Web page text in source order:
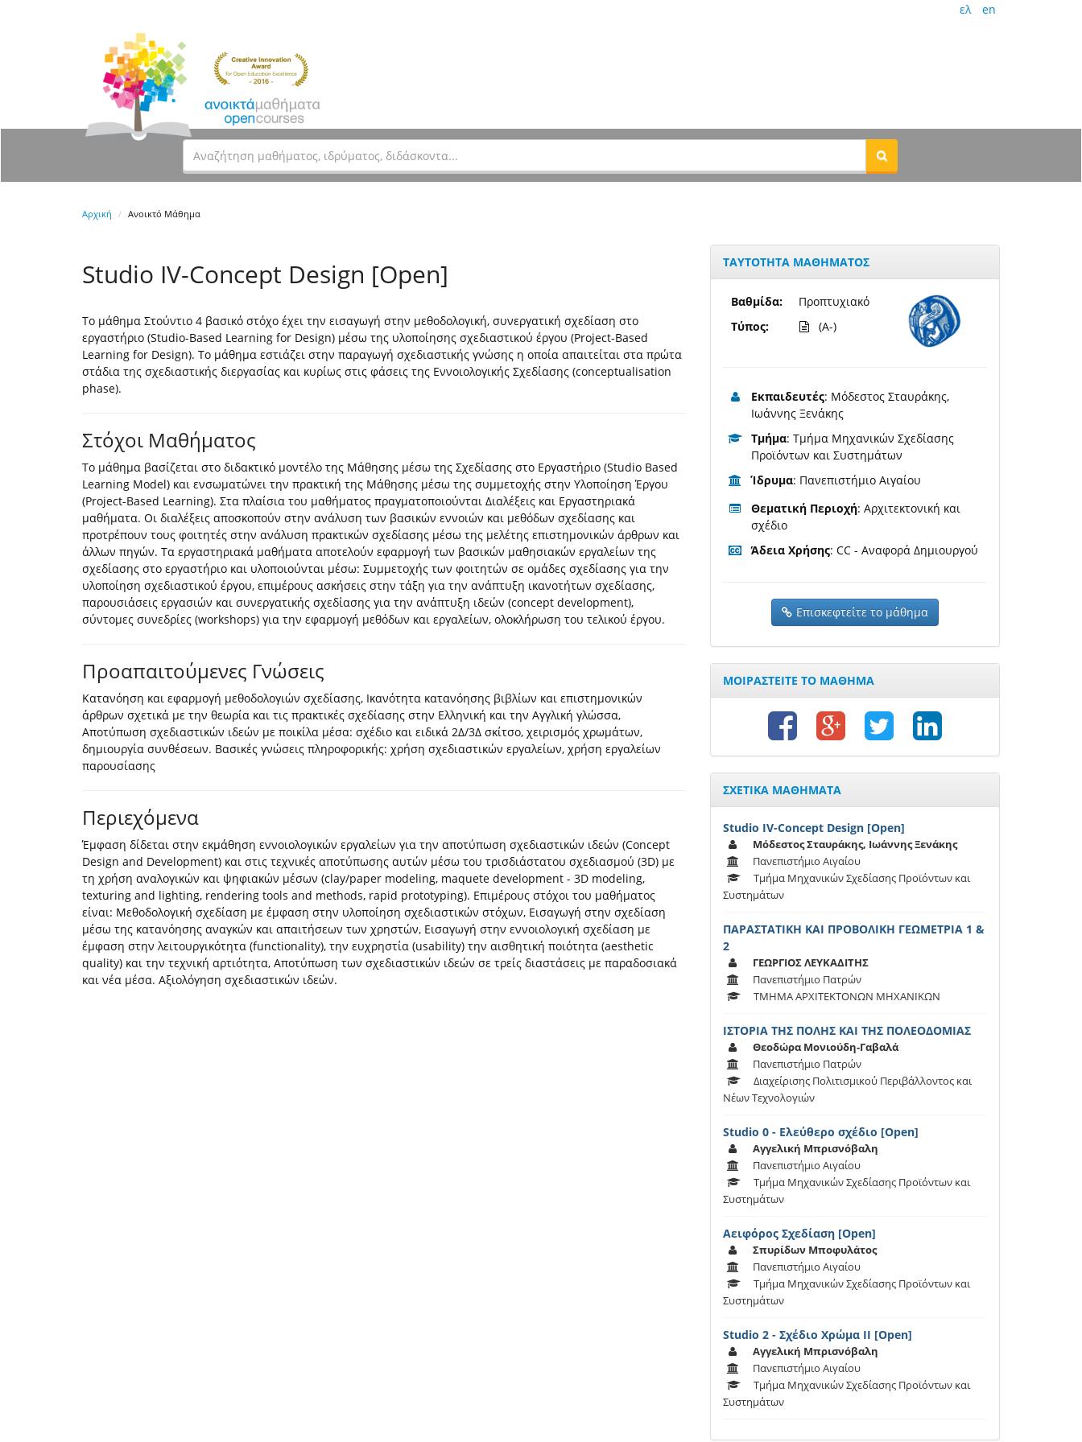
ελ en
Αρχική Ανοικτό Μάθημα
Studio IV-Concept Design [Open]
Το μάθημα Στούντιο 4 βασικό στόχο έχει την εισαγωγή στην μεθοδολογική, συνεργατική σχεδίαση στο
εργαστήριο (Studio-Based Learning for Design) μέσω της υλοποίησης σχεδιαστικού έργου (Project-Based
Learning for Design). Το μάθημα εστιάζει στην παραγωγή σχεδιαστικής γνώσης η οποία απαιτείται στα πρώτα
στάδια της σχεδιαστικής διεργασίας και κυρίως στις φάσεις της Εννοιολογικής Σχεδίασης (conceptualisation
phase).
Στόχοι Μαθήματος
Το μάθημα βασίζεται στο διδακτικό μοντέλο της Μάθησης μέσω της Σχεδίασης στο Εργαστήριο (Studio Based
Learning Model) και ενσωματώνει την πρακτική της Μάθησης μέσω της συμμετοχής στην Υλοποίηση Έργου
(Project-Based Learning). Στα πλαίσια του μαθήματος πραγματοποιούνται Διαλέξεις και Εργαστηριακά
μαθήματα. Οι διαλέξεις αποσκοπούν στην ανάλυση των βασικών εννοιών και μεθόδων σχεδίασης και
προτρέπουν τους φοιτητές στην ανάλυση πρακτικών σχεδίασης μέσω της μελέτης επιστημονικών άρθρων και
άλλων πηγών. Τα εργαστηριακά μαθήματα αποτελούν εφαρμογή των βασικών μαθησιακών εργαλείων της
σχεδίασης στο εργαστήριο και υλοποιούνται μέσω: Συμμετοχής των φοιτητών σε ομάδες σχεδίασης για την
υλοποίηση σχεδιαστικού έργου, επιμέρους ασκήσεις στην τάξη για την ανάπτυξη ικανοτήτων σχεδίασης,
παρουσιάσεις εργασιών και συνεργατικής σχεδίασης για την ανάπτυξη ιδεών (concept development),
σύντομες συνεδρίες (workshops) για την εφαρμογή μεθόδων και εργαλείων, ολοκλήρωση του τελικού έργου.
Προαπαιτούμενες Γνώσεις
Κατανόηση και εφαρμογή μεθοδολογιών σχεδίασης, Ικανότητα κατανόησης βιβλίων και επιστημονικών
άρθρων σχετικά με την θεωρία και τις πρακτικές σχεδίασης στην Ελληνική και την Αγγλική γλώσσα,
Αποτύπωση σχεδιαστικών ιδεών με ποικίλα μέσα: σχέδιο και ειδικά 2Δ/3Δ σκίτσο, χειρισμός χρωμάτων,
δημιουργία συνθέσεων. Βασικές γνώσεις πληροφορικής: χρήση σχεδιαστικών εργαλείων, χρήση εργαλείων
παρουσίασης
Περιεχόμενα
Έμφαση δίδεται στην εκμάθηση εννοιολογικών εργαλείων για την αποτύπωση σχεδιαστικών ιδεών (Concept
Design and Development) και στις τεχνικές αποτύπωσης αυτών μέσω του τρισδιάστατου σχεδιασμού (3D) με
τη χρήση αναλογικών και ψηφιακών μέσων (clay/paper modeling, maquete development - 3D modeling,
texturing and lighting, rendering tools and methods, rapid prototyping). Επιμέρους στόχοι του μαθήματος
είναι: Μεθοδολογική σχεδίαση με έμφαση στην υλοποίηση σχεδιαστικών στόχων, Εισαγωγή στην σχεδίαση
μέσω της κατανόησης αναγκών και απαιτήσεων των χρηστών, Εισαγωγή στην εννοιολογική σχεδίαση με
έμφαση στην λειτουργικότητα (functionality), την ευχρηστία (usability) την αισθητική ποιότητα (aesthetic
quality) και την τεχνική αρτιότητα, Αποτύπωση των σχεδιαστικών ιδεών σε τρείς διαστάσεις με παραδοσιακά
και νέα μέσα. Αξιολόγηση σχεδιαστικών ιδεών.
ΤΑΥΤΟΤΗΤΑ ΜΑΘΗΜΑΤΟΣ
Βαθμίδα:
Τύπος:
Προπτυχιακό
(A-)
Εκπαιδευτές: Μόδεστος Σταυράκης,
Ιωάννης Ξενάκης
Τμήμα: Τμήμα Μηχανικών Σχεδίασης
Προϊόντων και Συστημάτων
Ίδρυμα: Πανεπιστήμιο Αιγαίου
Θεματική Περιοχή: Αρχιτεκτονική και
σχέδιο
Άδεια Χρήσης: CC - Αναφορά Δημιουργού
Επισκεφτείτε το μάθημα
ΜΟΙΡΑΣΤΕΙΤΕ ΤΟ ΜΑΘΗΜΑ
ΣΧΕΤΙΚΑ ΜΑΘΗΜΑΤΑ
Studio IV-Concept Design [Open]
Μόδεστος Σταυράκης, Ιωάννης Ξενάκης
Πανεπιστήμιο Αιγαίου
Τμήμα Μηχανικών Σχεδίασης Προϊόντων και
Συστημάτων
ΠΑΡΑΣΤΑΤΙΚΗ ΚΑΙ ΠΡΟΒΟΛΙΚΗ ΓΕΩΜΕΤΡΙΑ 1 &
2
ΓΕΩΡΓΙΟΣ ΛΕΥΚΑΔΙΤΗΣ
Πανεπιστήμιο Πατρών
ΤΜΗΜΑ ΑΡΧΙΤΕΚΤΟΝΩΝ ΜΗΧΑΝΙΚΩΝ
ΙΣΤΟΡΙΑ ΤΗΣ ΠΟΛΗΣ ΚΑΙ ΤΗΣ ΠΟΛΕΟΔΟΜΙΑΣ
Θεοδώρα Μονιούδη-Γαβαλά
Πανεπιστήμιο Πατρών
Διαχείρισης Πολιτισμικού Περιβάλλοντος και
Νέων Τεχνολογιών
Studio 0 - Ελεύθερο σχέδιο [Open]
Αγγελική Μπρισνόβαλη
Πανεπιστήμιο Αιγαίου
Τμήμα Μηχανικών Σχεδίασης Προϊόντων και
Συστημάτων
Αειφόρος Σχεδίαση [Open]
Σπυρίδων Μποφυλάτος
Πανεπιστήμιο Αιγαίου
Τμήμα Μηχανικών Σχεδίασης Προϊόντων και
Συστημάτων
Studio 2 - Σχέδιο Χρώμα ΙΙ [Open]
Αγγελική Μπρισνόβαλη
Πανεπιστήμιο Αιγαίου
Τμήμα Μηχανικών Σχεδίασης Προϊόντων και
Συστημάτων